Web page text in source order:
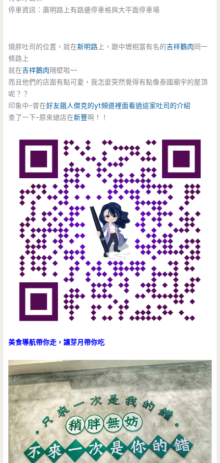
停車資訊：廣明路上有路邊停車格與大平面停車場
燒胖吐司的位置，就在新明路上，跟中壢相當有名的吉祥鵝肉同一
條路上
就在吉祥鵝肉隔壁啦~~
而且他們的店面有點可愛，我怎麼突然覺得有點像泰國廟宇的屋頂
呢？？
印象中~曾在好友餓人傑克的yt頻道裡面看過這家吐司的介紹
查了一下~原來總店在新豐啊！！
美食導航帶你走，讓芽月帶你吃